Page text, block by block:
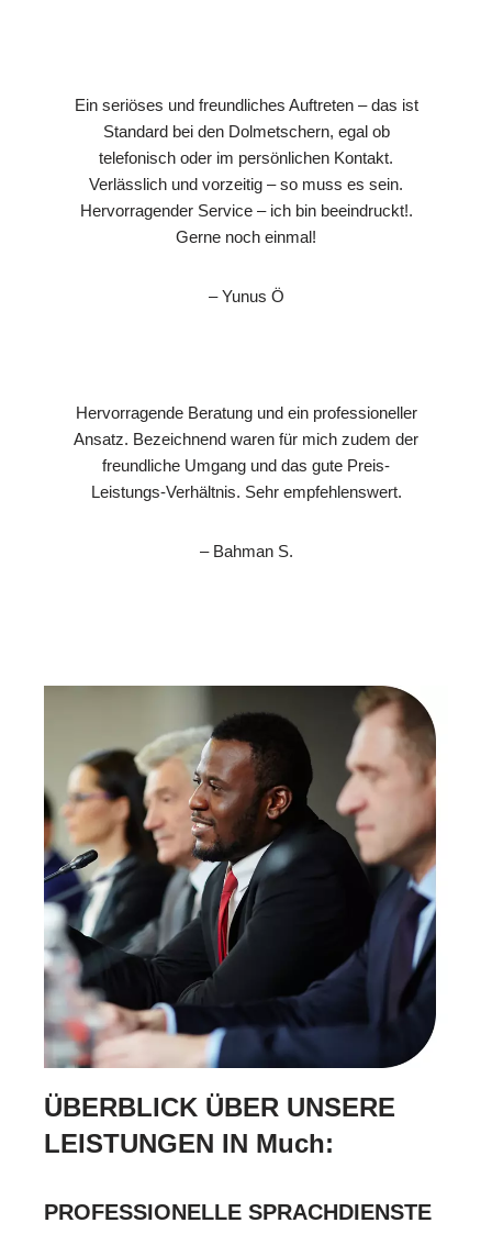
Ein seriöses und freundliches Auftreten – das ist
Standard bei den Dolmetschern, egal ob
telefonisch oder im persönlichen Kontakt.
Verlässlich und vorzeitig – so muss es sein.
Hervorragender Service – ich bin beeindruckt!.
Gerne noch einmal!
– Yunus Ö
Hervorragende Beratung und ein professioneller
Ansatz. Bezeichnend waren für mich zudem der
freundliche Umgang und das gute Preis-
Leistungs-Verhältnis. Sehr empfehlenswert.
– Bahman S.
ÜBERBLICK ÜBER UNSERE
LEISTUNGEN IN Much:
PROFESSIONELLE SPRACHDIENSTE